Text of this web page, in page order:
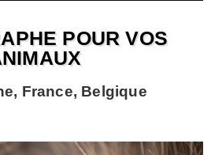
POUR VOS
France, Belgique